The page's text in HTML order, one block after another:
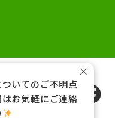
FOLLOW US
いてのご不明点
お気軽にご連絡
×